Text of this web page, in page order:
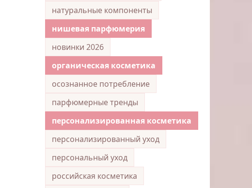
натуральные компоненты
нишевая парфюмерия
новинки 2026
органическая косметика
осознанное потребление
парфюмерные тренды
персонализированная косметика
персонализированный уход
персональный уход
российская косметика